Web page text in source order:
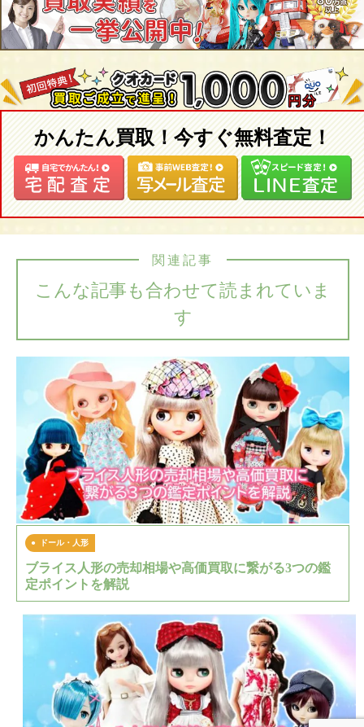
かんたん買取！今すぐ無料査定！
こんな記事も合わせて読まれていま
す
関連記事
ドール・人形
ブライス人形の売却相場や高価買取に繋がる3つの鑑
定ポイントを解説